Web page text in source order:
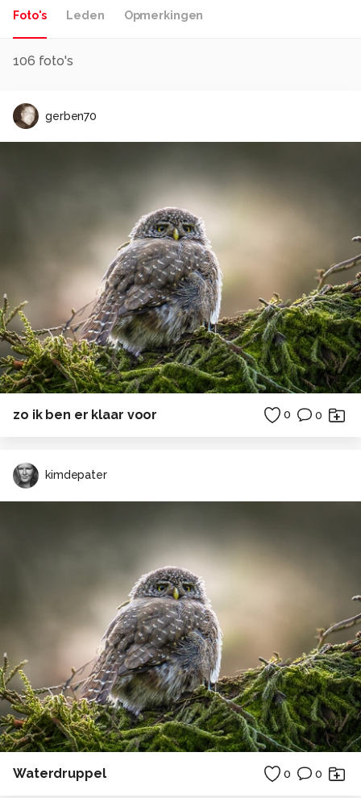
Foto's Leden Opmerkingen
106 foto's
gerben70
zo ik ben er klaar voor 0 0
kimdepater
Waterdruppel 0 0